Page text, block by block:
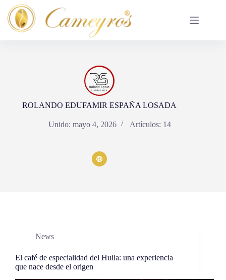
Saltar
contenido
ROLANDO EDUFAMIR ESPAÑA LOSADA
Unido: mayo 4, 2026 Artículos: 14
News
El café de especialidad del Huila: una experiencia
que nace desde el origen